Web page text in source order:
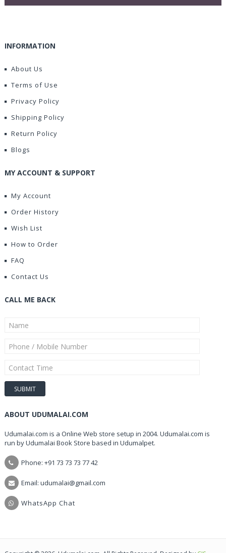
INFORMATION
About Us
Terms of Use
Privacy Policy
Shipping Policy
Return Policy
Blogs
MY ACCOUNT & SUPPORT
My Account
Order History
Wish List
How to Order
FAQ
Contact Us
CALL ME BACK
ABOUT UDUMALAI.COM
Udumalai.com is a Online Web store setup in 2004. Udumalai.com is
run by Udumalai Book Store based in Udumalpet.
Phone: +91 73 73 73 77 42
Email: udumalai@gmail.com
WhatsApp Chat